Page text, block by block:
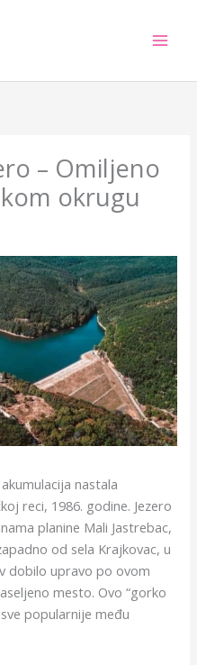
– Omiljeno
okrugu
nastala
reci, 1986. godine. Jezero
planine Mali Jastrebac,
od sela Krajkovac, u
dobilo upravo po ovom
mesto. Ovo “gorko
popularnije među